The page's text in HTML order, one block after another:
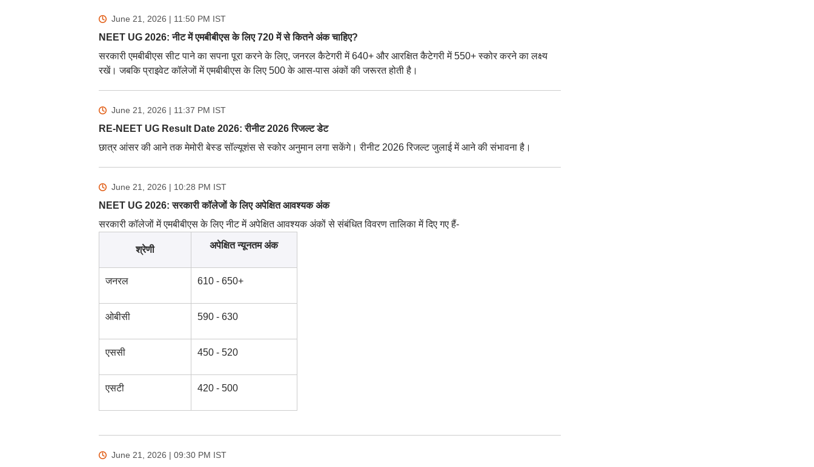
June 21, 2026 | 11:50 PM IST
NEET UG 2026: नीट में एमबीबीएस के लिए 720 में से कितने अंक चाहिए?
सरकारी एमबीबीएस सीट पाने का सपना पूरा करने के लिए, जनरल कैटेगरी में 640+ और आरक्षित कैटेगरी में 550+ स्कोर करने का लक्ष्य
रखें। जबकि प्राइवेट कॉलेजों में एमबीबीएस के लिए 500 के आस-पास अंकों की जरूरत होती है।
June 21, 2026 | 11:37 PM IST
RE-NEET UG Result Date 2026: रीनीट 2026 रिजल्ट डेट
छात्र आंसर की आने तक मेमोरी बेस्ड सॉल्यूशंस से स्कोर अनुमान लगा सकेंगे। रीनीट 2026 रिजल्ट जुलाई में आने की संभावना है।
June 21, 2026 | 10:28 PM IST
NEET UG 2026: सरकारी कॉलेजों के लिए अपेक्षित आवश्यक अंक
सरकारी कॉलेजों में एमबीबीएस के लिए नीट में अपेक्षित आवश्यक अंकों से संबंधित विवरण तालिका में दिए गए हैं-
श्रेणी अपेक्षित न्यूनतम अंक
जनरल 610 - 650+
ओबीसी 590 - 630
एससी 450 - 520
एसटी 420 - 500
June 21, 2026 | 09:30 PM IST